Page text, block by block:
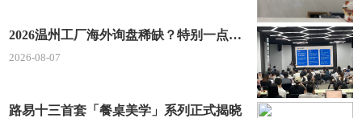
2026温州工厂海外询盘稀缺？特别一点AI 短视频引流 + 麦穗智能获客谷歌定制独立站双渠道拓客！
2026-08-07
路易十三首套「餐桌美学」系列正式揭晓